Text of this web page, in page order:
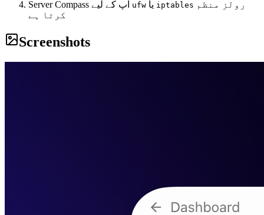
ufw iptables
کرتا ہے
Screenshots